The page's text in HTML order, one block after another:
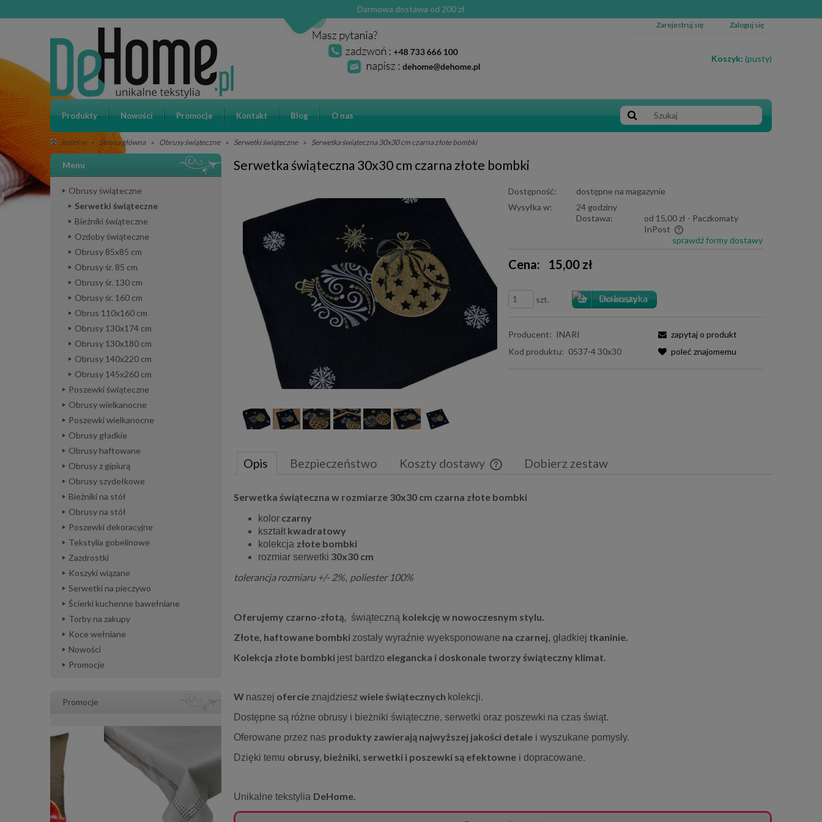
Darmowa dostawa od 200 zł
Zarejestruj się Zaloguj się
Koszyk: (pusty)
Produkty Nowości Promocje Kontakt Blog O nas
Jesteś w: » Strona główna » Obrusy świąteczne » Serwetki świąteczne » Serwetka świąteczna 30x30 cm czarna złote bombki
Menu
Obrusy świąteczne
Serwetki świąteczne
Bieżniki świąteczne
Ozdoby świąteczne
Obrusy 85x85 cm
Obrusy śr. 85 cm
Obrusy śr. 130 cm
Obrusy śr. 160 cm
Obrus 110x160 cm
Obrusy 130x174 cm
Obrusy 130x180 cm
Obrusy 140x220 cm
Obrusy 145x260 cm
Poszewki świąteczne
Obrusy wielkanocne
Poszewki wielkanocne
Obrusy gładkie
Obrusy haftowane
Obrusy z gipiurą
Obrusy szydełkowe
Bieżniki na stół
Obrusy na stół
Poszewki dekoracyjne
Tekstylia gobelinowe
Zazdrostki
Koszyki wiązane
Serwetki na pieczywo
Ścierki kuchenne bawełniane
Torby na zakupy
Koce wełniane
Nowości
Promocje
Promocje
Serwetka świąteczna 30x30 cm czarna złote bombki
Dostępność:
dostępne na magazynie
Wysyłka w:
24 godziny
Dostawa:
od 15,00 zł - Paczkomaty
InPost
płatności
sprawdź formy dostawy
Cena: 15,00 zł
szt.
Producent: INARI
Kod produktu: 0537-4 30x30
zapytaj o produkt
poleć znajomemu
Opis Bezpieczeństwo Koszty dostawy
Cena nie zawiera ewentualnych kosztów
Dobierz zestaw
Serwetka świąteczna w rozmiarze 30x30 cm czarna złote bombki
kolor czarny
kształt kwadratowy
kolekcja złote bombki
rozmiar serwetki 30x30 cm
tolerancja rozmiaru +/- 2%, poliester 100%
Oferujemy czarno-złotą, świąteczną kolekcję w nowoczesnym stylu.
Złote, haftowane bombki zostały wyraźnie wyeksponowane na czarnej, gładkiej tkaninie.
Kolekcja złote bombki jest bardzo elegancka i doskonale tworzy świąteczny klimat.
W naszej ofercie znajdziesz wieleświątecznych kolekcji.
Dostępne są różne obrusy i bieżniki świąteczne, serwetki oraz poszewki na czas świąt.
Oferowane przez nas produkty zawierają najwyższej jakości detale i wyszukane pomysły.
Dzięki temu obrusy, bieżniki, serwetki i poszewki są efektowne i dopracowane.
Unikalne tekstylia DeHome.